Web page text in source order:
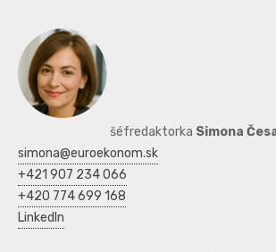
šéfredaktorka Simona
simona@euroekonom.sk
+421 907 234 066
+420 774 699 168
LinkedIn